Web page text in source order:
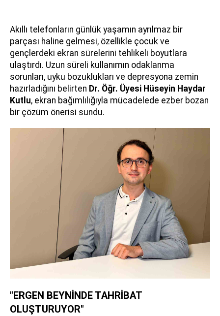
Akıllı telefonların günlük yaşamın ayrılmaz bir
parçası haline gelmesi, özellikle çocuk ve
gençlerdeki ekran sürelerini tehlikeli boyutlara
ulaştırdı. Uzun süreli kullanımın odaklanma
sorunları, uyku bozuklukları ve depresyona zemin
hazırladığını belirten Dr. Öğr. Üyesi Hüseyin Haydar
Kutlu, ekran bağımlılığıyla mücadelede ezber bozan
bir çözüm önerisi sundu.
"ERGEN BEYNİNDE TAHRİBAT
OLUŞTURUYOR"